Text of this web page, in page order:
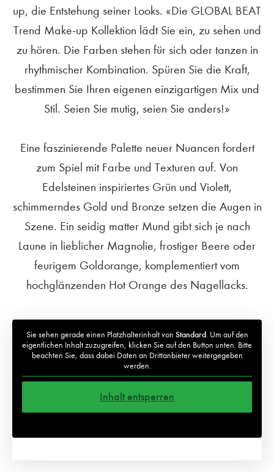
up, die Entstehung seiner Looks. «Die GLOBAL BEAT
Trend Make-up Kollektion lädt Sie ein, zu sehen und
zu hören. Die Farben stehen für sich oder tanzen in
rhythmischer Kombination. Spüren Sie die Kraft,
bestimmen Sie Ihren eigenen einzigartigen Mix und
Stil. Seien Sie mutig, seien Sie anders!»
Eine faszinierende Palette neuer Nuancen fordert
zum Spiel mit Farbe und Texturen auf. Von
Edelsteinen inspiriertes Grün und Violett,
schimmerndes Gold und Bronze setzen die Augen in
Szene. Ein seidig matter Mund gibt sich je nach
Laune in lieblicher Magnolie, frostiger Beere oder
feurigem Goldorange, komplementiert vom
hochglänzenden Hot Orange des Nagellacks.
Sie sehen gerade einen Platzhalterinhalt von Standard. Um auf den
eigentlichen Inhalt zuzugreifen, klicken Sie auf den Button unten. Bitte
beachten Sie, dass dabei Daten an Drittanbieter weitergegeben
werden.
Inhalt entsperren